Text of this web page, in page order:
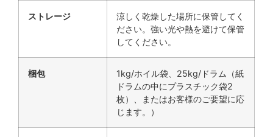
ストレージ
涼しく乾燥した場所に保管してく
ださい。強い光や熱を避けて保管
してください。
梱包
1kg/ホイル袋、25kg/ドラム（紙
ドラムの中にプラスチック袋2
枚）、またはお客様のご要望に応
じます。）